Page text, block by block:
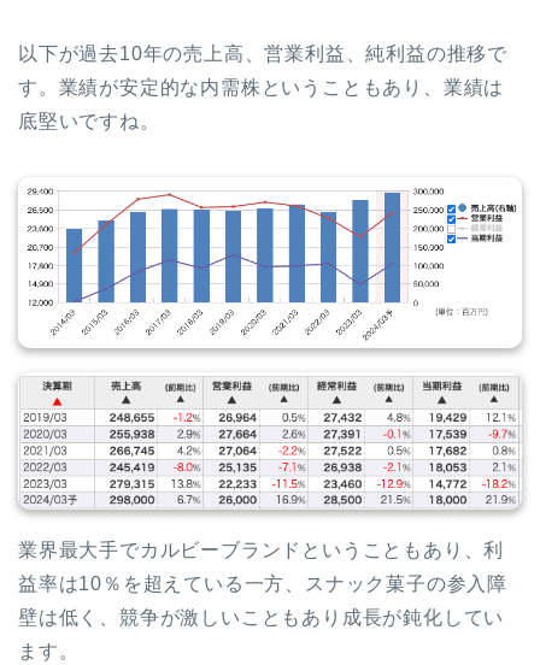
以下が過去10年の売上高、営業利益、純利益の推移で
す。業績が安定的な内需株ということもあり、業績は
底堅いですね。
業界最大手でカルビーブランドということもあり、利
益率は10％を超えている一方、スナック菓子の参入障
壁は低く、競争が激しいこともあり成長が鈍化してい
ます。